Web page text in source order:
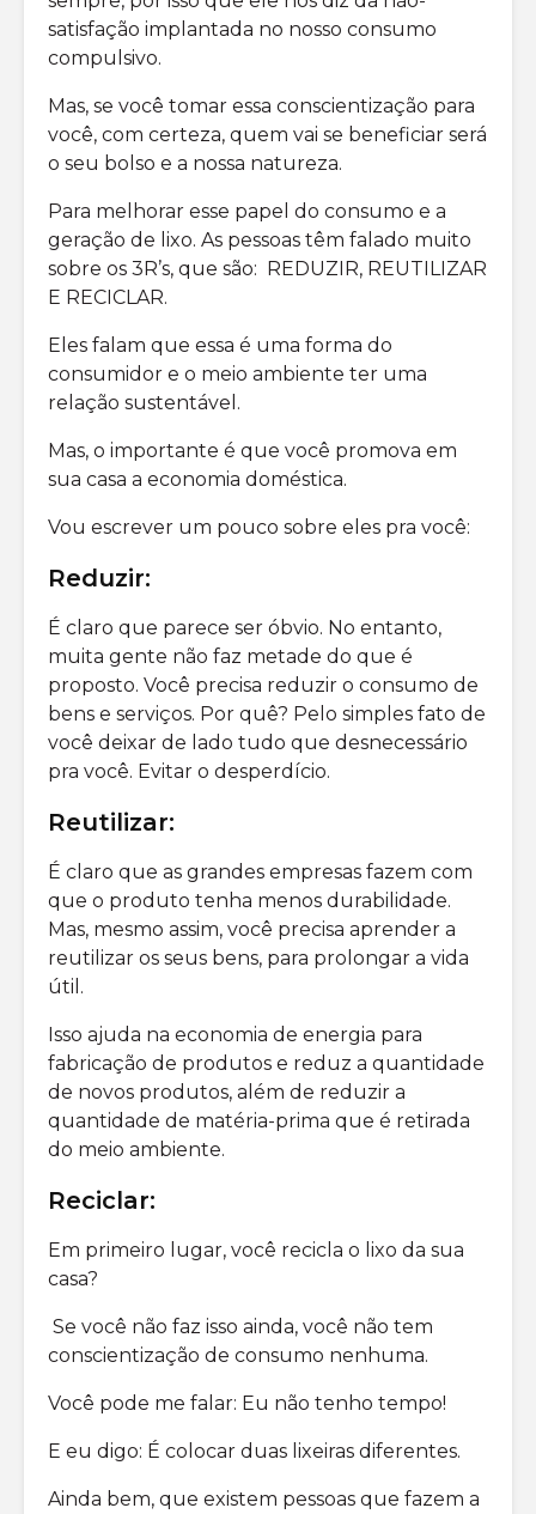
satisfação implantada no nosso consumo
compulsivo.
Mas, se você tomar essa conscientização para
você, com certeza, quem vai se beneficiar será
o seu bolso e a nossa natureza.
Para melhorar esse papel do consumo e a
geração de lixo. As pessoas têm falado muito
sobre os 3R’s, que são: REDUZIR, REUTILIZAR
E RECICLAR.
Eles falam que essa é uma forma do
consumidor e o meio ambiente ter uma
relação sustentável.
Mas, o importante é que você promova em
sua casa a economia doméstica.
Vou escrever um pouco sobre eles pra você:
Reduzir:
É claro que parece ser óbvio. No entanto,
muita gente não faz metade do que é
proposto. Você precisa reduzir o consumo de
bens e serviços. Por quê? Pelo simples fato de
você deixar de lado tudo que desnecessário
pra você. Evitar o desperdício.
Reutilizar:
É claro que as grandes empresas fazem com
que o produto tenha menos durabilidade.
Mas, mesmo assim, você precisa aprender a
reutilizar os seus bens, para prolongar a vida
útil.
Isso ajuda na economia de energia para
fabricação de produtos e reduz a quantidade
de novos produtos, além de reduzir a
quantidade de matéria-prima que é retirada
do meio ambiente.
Reciclar:
Em primeiro lugar, você recicla o lixo da sua
casa?
Se você não faz isso ainda, você não tem
conscientização de consumo nenhuma.
Você pode me falar: Eu não tenho tempo!
E eu digo: É colocar duas lixeiras diferentes.
Ainda bem, que existem pessoas que fazem a